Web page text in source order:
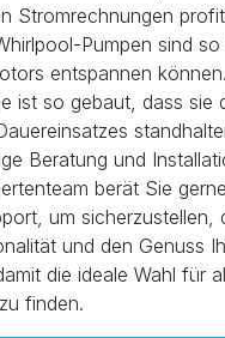
Stromrechnungen
Pumpen sind
entspannen
ist so gebaut, dass
Beratung und
berät Sie
um
und den Genuss
die ideale Wahl für
finden.